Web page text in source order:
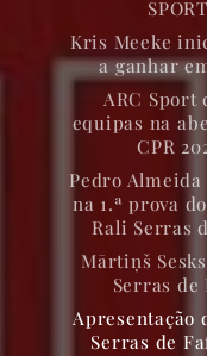
SPORT
Kris Meeke
a ganhar
ARC Sport
equipas na
CPR
Pedro
na 1.ª prova
Rali Serras
Mārtiņš
Serras de
Apresentação
Serras de